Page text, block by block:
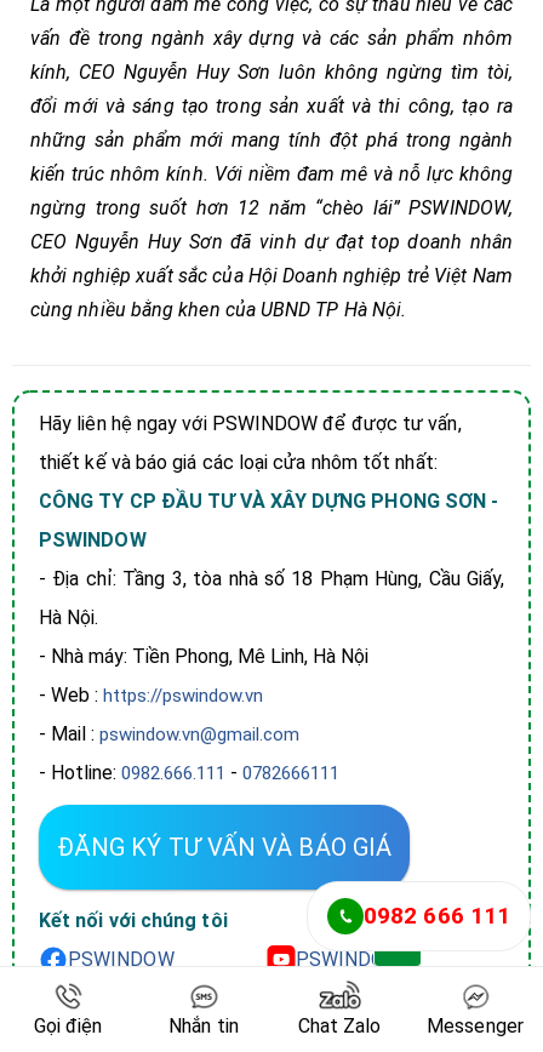
vấn đề trong ngành xây dựng và các sản phẩm nhôm
kính, CEO Nguyễn Huy Sơn luôn không ngừng tìm tòi,
đổi mới và sáng tạo trong sản xuất và thi công, tạo ra
những sản phẩm mới mang tính đột phá trong ngành
kiến trúc nhôm kính. Với niềm đam mê và nỗ lực không
ngừng trong suốt hơn 12 năm “chèo lái” PSWINDOW,
CEO Nguyễn Huy Sơn đã vinh dự đạt top doanh nhân
khởi nghiệp xuất sắc của Hội Doanh nghiệp trẻ Việt Nam
cùng nhiều bằng khen của UBND TP Hà Nội.
Hãy liên hệ ngay với PSWINDOW để được tư vấn,
thiết kế và báo giá các loại cửa nhôm tốt nhất:
CÔNG TY CP ĐẦU TƯ VÀ XÂY DỰNG PHONG SƠN -
PSWINDOW
- Địa chỉ: Tầng 3, tòa nhà số 18 Phạm Hùng, Cầu Giấy,
Hà Nội.
- Nhà máy: Tiền Phong, Mê Linh, Hà Nội
- Web : https://pswindow.vn
- Mail : pswindow.vn@gmail.com
- Hotline: 0982.666.111 - 0782666111
ĐĂNG KÝ TƯ VẤN VÀ BÁO GIÁ
Kết nối với chúng tôi
PSWINDOW
PSWINDOW
PSWINDOW
PSWINDOW
Gọi điện
Nhắn tin Chat Zalo Messenger
0982 666 111